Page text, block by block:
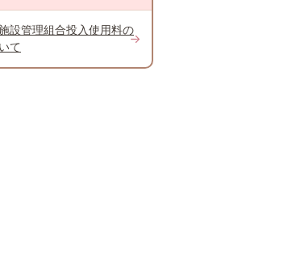
設管理組合投入使用料の
て